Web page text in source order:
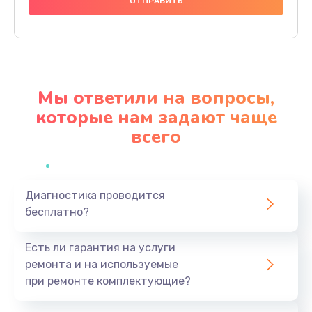
Заказать
Замена процессора телефона
Восстановление данных телефона
Заказать
Мы ответили на вопросы,
которые нам задают чаще
всего
Диагностика проводится
бесплатно?
Есть ли гарантия на услуги
ремонта и на используемые
при ремонте комплектующие?